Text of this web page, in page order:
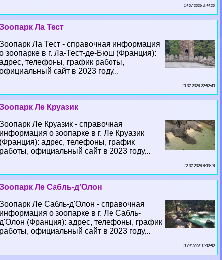
14 07 2026 3:44:20
Зоопарк Ла Тест
Зоопарк Ла Тест - справочная информация
о зоопарке в г. Ла-Тест-де-Бюш (Франция):
адрес, телефоны, график работы,
официальный сайт в 2023 году...
13 07 2026 22:52:43
Зоопарк Ле Круазик
Зоопарк Ле Круазик - справочная
информация о зоопарке в г. Ле Круазик
(Франция): адрес, телефоны, график
работы, официальный сайт в 2023 году...
12 07 2026 6:30:16
Зоопарк Ле Сабль-д'Олон
Зоопарк Ле Сабль-д'Олон - справочная
информация о зоопарке в г. Ле Сабль-
д'Олон (Франция): адрес, телефоны, график
работы, официальный сайт в 2023 году...
11 07 2026 11:32:52